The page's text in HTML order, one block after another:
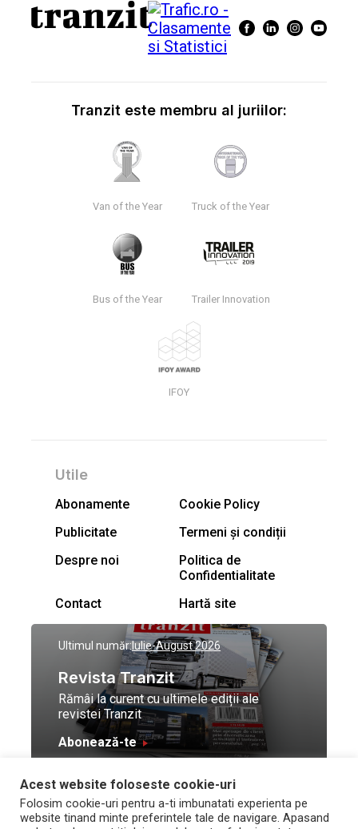
Tranzit este membru al juriilor:
Van of the Year Truck of the Year
Bus of the Year Trailer Innovation
IFOY
Utile
Abonamente
Cookie Policy
Publicitate
Termeni și condiții
Despre noi
Politica de
Confidentialitate
Contact
Hartă site
Ultimul număr:Iulie-August 2026
Revista Tranzit
Rămâi la curent cu ultimele ediții ale
revistei Tranzit
Abonează-te
© Toate drepturile
rezervate Trafic Media
2026
Design by
and development by Neo
Vision Technologies
Acest website foloseste cookie-uri
Folosim cookie-uri pentru a-ti imbunatati experienta pe
website tinand minte preferintele tale de navigare. Apasand